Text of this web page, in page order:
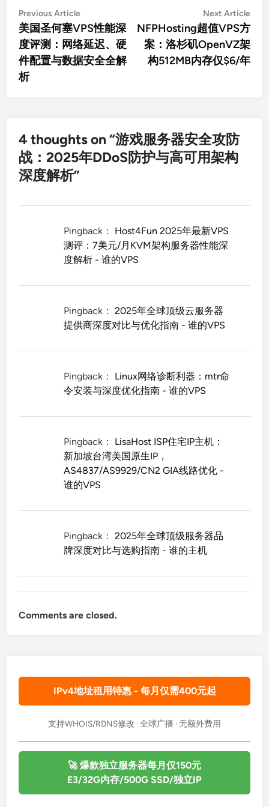
文
章
导
航
Previous ArticlePrevious
article:
美国圣何塞VPS性能深
度评测：网络延迟、硬
件配置与数据安全全解
析
Next Article
NFPHosting超值VPS方
案：洛杉矶OpenVZ架
构512MB内存仅$6/年
4 thoughts on “游戏服务器安全攻防
战：2025年DDoS防护与高可用架构
深度解析”
Pingback： Host4Fun 2025年最新VPS
测评：7美元/月KVM架构服务器性能深
度解析 - 谁的VPS
Pingback：2025年全球顶级云服务器
提供商深度对比与优化指南 - 谁的VPS
Pingback： Linux网络诊断利器：mtr命
令安装与深度优化指南 - 谁的VPS
Pingback： LisaHost ISP住宅IP主机：
新加坡台湾美国原生IP，
AS4837/AS9929/CN2 GIA线路优化 -
谁的VPS
Pingback：2025年全球顶级服务器品
牌深度对比与选购指南 - 谁的主机
Comments are closed.
IPv4地址租用特惠 - 每月仅需400元起
支持WHOIS/RDNS修改 · 全球广播 · 无额外费用
🚀 爆款独立服务器每月仅150元
E3/32G内存/500G SSD/独立IP